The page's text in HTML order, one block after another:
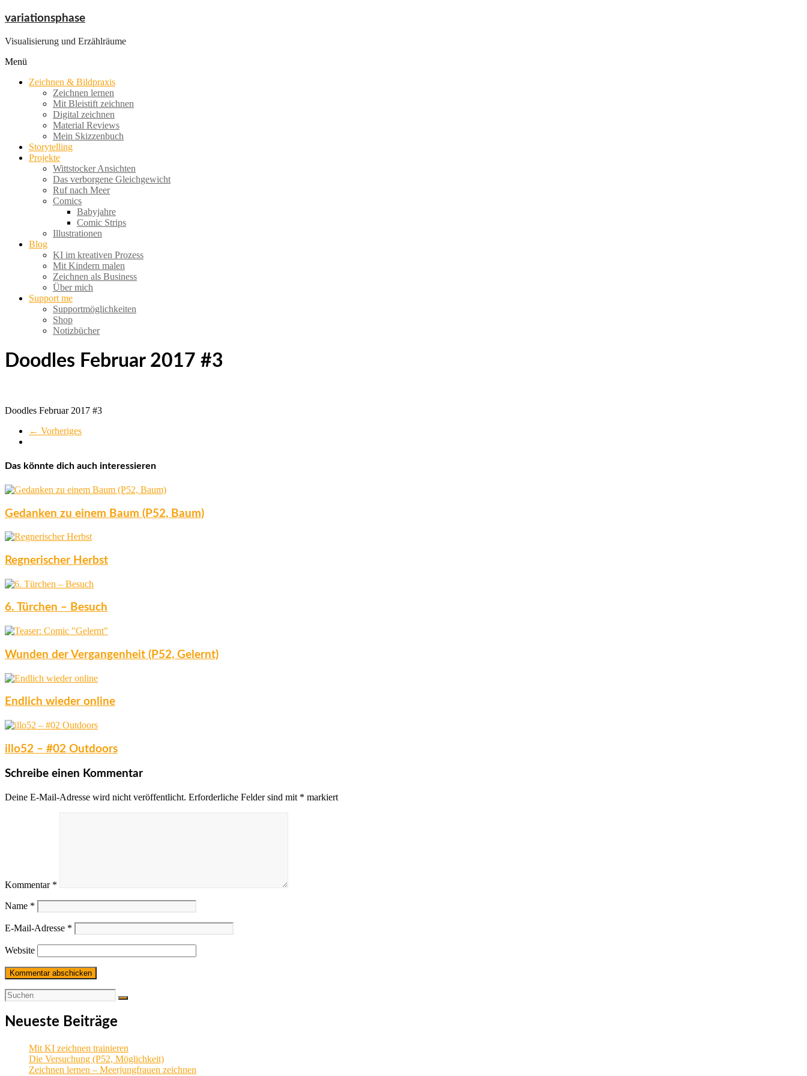
Zum
springen
variationsphase
Visualisierung und Erzählräume
Menü
Zeichnen & Bildpraxis
Zeichnen lernen
Mit Bleistift zeichnen
Digital zeichnen
Material Reviews
Mein Skizzenbuch
Storytelling
Projekte
Wittstocker Ansichten
Das verborgene Gleichgewicht
Ruf nach Meer
Comics
Babyjahre
Comic Strips
Illustrationen
Blog
KI im kreativen Prozess
Mit Kindern malen
Zeichnen als Business
Über mich
Support me
Supportmöglichkeiten
Shop
Notizbücher
Doodles Februar 2017 #3
Doodles Februar 2017 #3
← Vorheriges
Das könnte dich auch interessieren
Gedanken zu einem Baum (P52, Baum)
Regnerischer Herbst
6. Türchen – Besuch
Wunden der Vergangenheit (P52, Gelernt)
Endlich wieder online
illo52 – #02 Outdoors
Schreibe einen Kommentar
Deine E-Mail-Adresse wird nicht veröffentlicht. Erforderliche Felder sind mit * markiert
Kommentar *
Name *
E-Mail-Adresse *
Website
Neueste Beiträge
Mit KI zeichnen trainieren
Die Versuchung (P52, Möglichkeit)
Zeichnen lernen – Meerjungfrauen zeichnen